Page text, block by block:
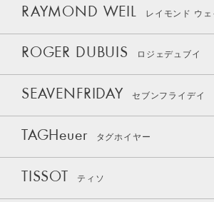
RAYMOND WEIL レイモンド ウェ
ROGER DUBUIS ロジェデュブイ
SEAVENFRIDAY セブンフライデイ
TAGHeuer タグホイヤー
TISSOT ティソ